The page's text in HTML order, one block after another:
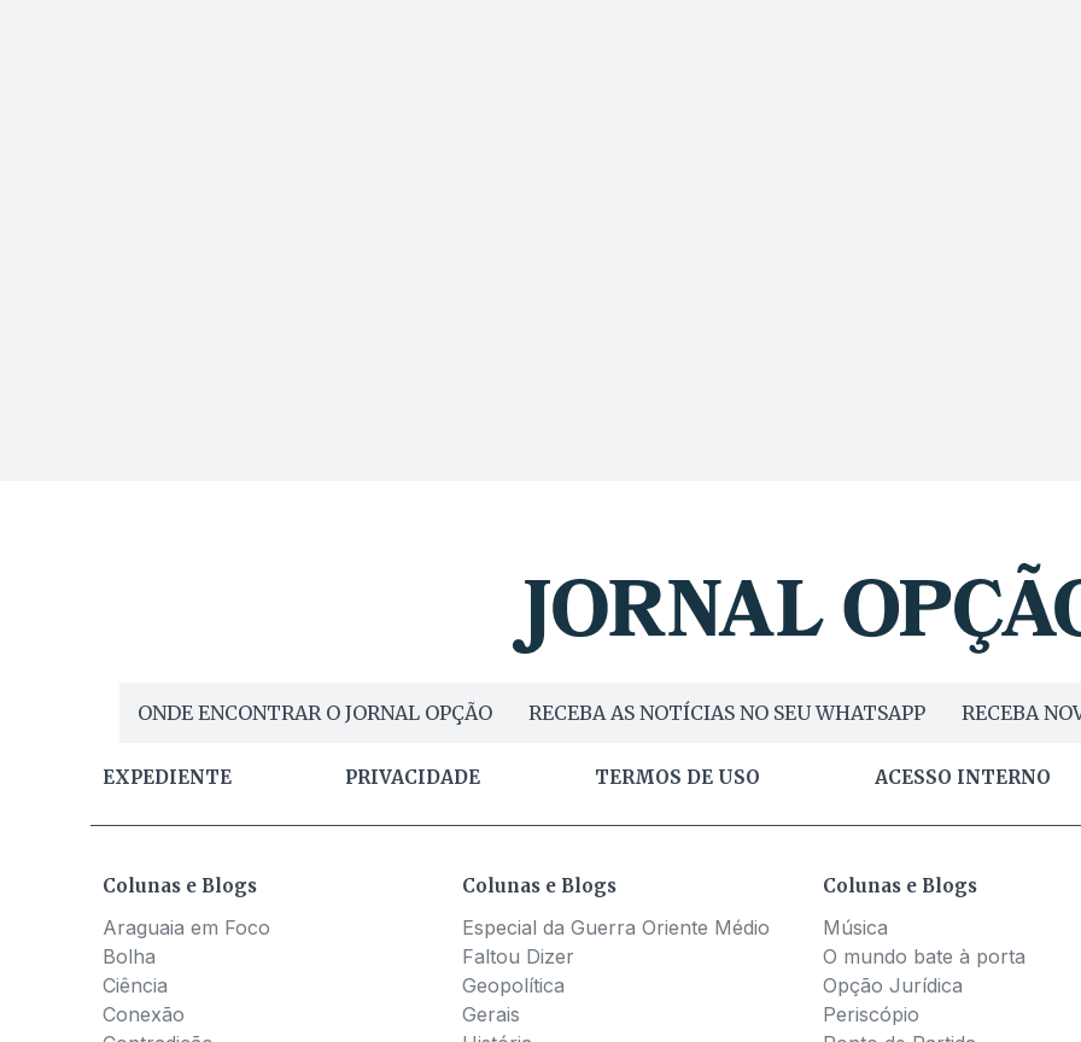
ONDE ENCONTRAR O JORNAL OPÇÃO RECEBA AS NOTÍCIAS NO SEU WHATSAPP RECEBA
EXPEDIENTE PRIVACIDADE TERMOS DE USO ACESSO INTERNO
Colunas e Blogs
Araguaia em Foco
Bolha
Ciência
Conexão
Colunas e Blogs
Especial da Guerra Oriente Médio
Faltou Dizer
Geopolítica
Gerais
Colunas e Blogs
Música
O mundo bate à porta
Opção Jurídica
Periscópio